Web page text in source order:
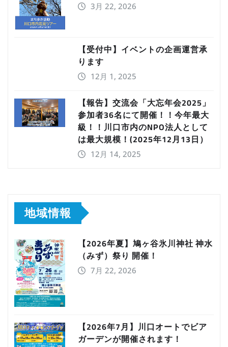
3月 22, 2026
【受付中】イベントの企画運営承
ります
12月 1, 2025
【報告】交流会「大忘年会2025」
参加者36名にて開催！！今年最大
級！！川口市内のNPO法人として
は最大規模！(2025年12月13日）
12月 14, 2025
地域情報
【2026年夏】鳩ヶ谷氷川神社 神水
（みず）祭り 開催！
7月 22, 2026
【2026年7月】川口オートでビア
ガーデンが開催されます！